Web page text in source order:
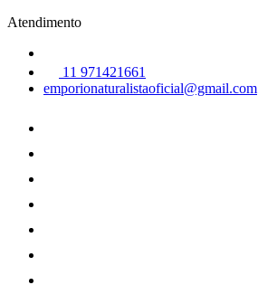
Atendimento
11 971421661
emporionaturalistaoficial@gmail.com